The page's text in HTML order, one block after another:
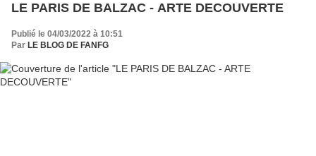
LE PARIS DE BALZAC - ARTE DECOUVERTE
Publié le 04/03/2022 à 10:51
Par LE BLOG DE FANFG